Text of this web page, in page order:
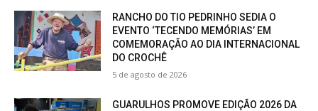
RANCHO DO TIO PEDRINHO SEDIA O
EVENTO ‘TECENDO MEMÓRIAS’ EM
COMEMORAÇÃO AO DIA INTERNACIONAL
DO CROCHÊ
5 de agosto de 2026
GUARULHOS PROMOVE EDIÇÃO 2026 DA